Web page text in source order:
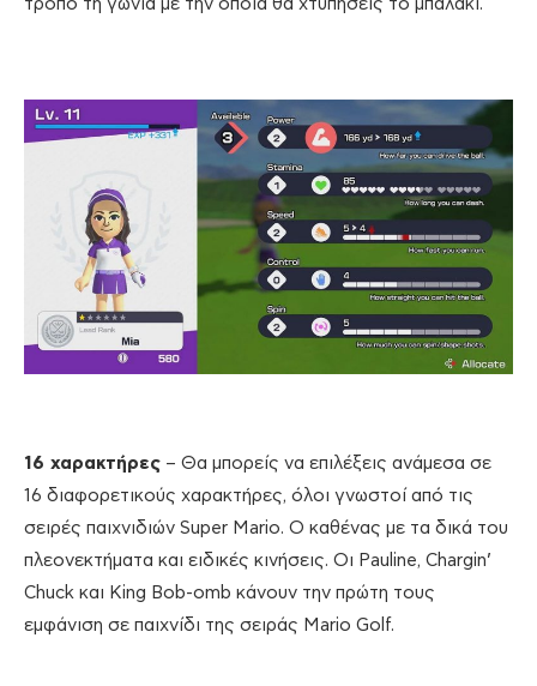
τρόπο τη γωνία με την οποία θα χτυπήσεις το μπαλάκι.
16 χαρακτήρες – Θα μπορείς να επιλέξεις ανάμεσα σε
16 διαφορετικούς χαρακτήρες, όλοι γνωστοί από τις
σειρές παιχνιδιών Super Mario. Ο καθένας με τα δικά του
πλεονεκτήματα και ειδικές κινήσεις. Οι Pauline, Chargin’
Chuck και King Bob-omb κάνουν την πρώτη τους
εμφάνιση σε παιχνίδι της σειράς Mario Golf.